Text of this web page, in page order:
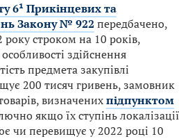
6¹ Прикінцевих та
Закону № 922 передбачено,
строком на 10 років,
здійснення
предмета закупівлі
200 тисяч гривень, замовник
визначенихпідпунктом
якщо їх ступінь локалізації
чи перевищує у 2022 році 10